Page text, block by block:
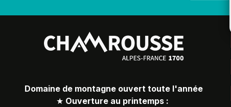
Domaine de montagne ouvert toute l'année
★ Ouverture au printemps :